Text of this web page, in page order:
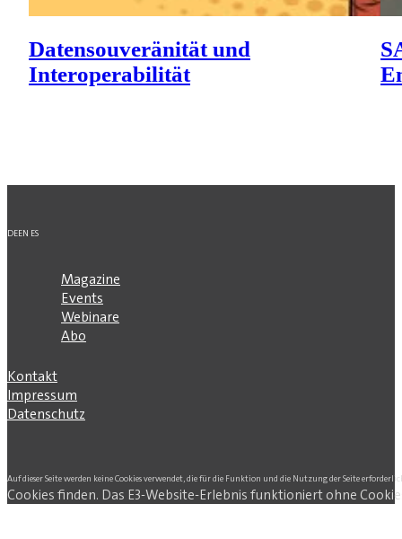
Datensouveränität und
Interoperabilität
DEEN ES
Magazine
Events
Webinare
Abo
Kontakt
Impressum
Datenschutz
Auf dieser Seite werden keine Cookies verwendet, die für die Funktion und die Nutzung der Seite
Cookies finden. Das E3-Website-Erlebnis funktioniert ohne